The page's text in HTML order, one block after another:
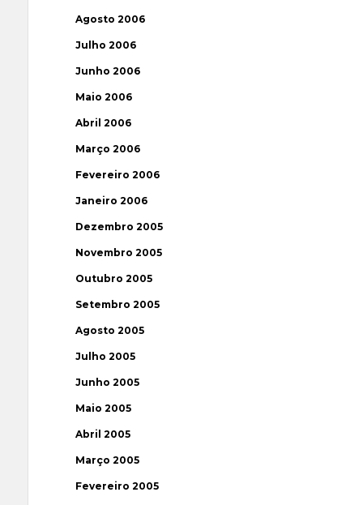
Agosto 2006
Julho 2006
Junho 2006
Maio 2006
Abril 2006
Março 2006
Fevereiro 2006
Janeiro 2006
Dezembro 2005
Novembro 2005
Outubro 2005
Setembro 2005
Agosto 2005
Julho 2005
Junho 2005
Maio 2005
Abril 2005
Março 2005
Fevereiro 2005